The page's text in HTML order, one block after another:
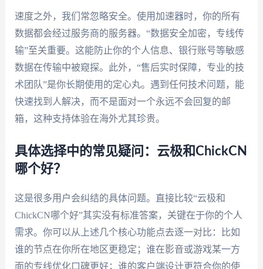
速度之外，我们常忽略安全。使用加速器时，你的所有
数据都会经过服务商的服务器。“数据安全加密，专线传
输”至关重要。这能防止你的个人信息、银行账号等敏感
数据在传输中被窥探。此外，“售后实时保障，专业的技
术团队”是你长期使用的定心丸。遇到任何技术问题，能
快速找到人解决，而不是面对一个永远不会回复的邮
箱，这种支持体验在海外尤其珍贵。
具体选择中的常见疑问：云极和ChickCN
哪个好？
这是很多用户会纠结的具体问题。直接比较“云极和
ChickCN哪个好”其实没有标准答案，关键在于你的个人
需求。你可以从上述几个核心功能点去逐一对比：比如
谁的节点在你所在地区更稳定；谁在影音或游戏某一方
面的专线优化口碑更好；谁的客户端设计更符合你的使